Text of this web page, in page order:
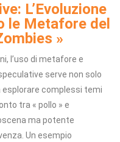
L’Evoluzione
le Metafore del
»
l’uso di metafore e
serve non solo
esplorare complessi temi
tra « pollo » e
ma potente
Un esempio